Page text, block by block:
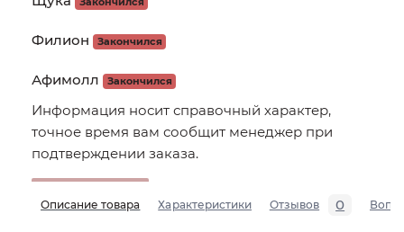
Филион Закончился
Афимолл Закончился
Информация носит справочный характер,
точное время вам сообщит менеджер при
подтверждении заказа.
Описание товара Характеристики Отзывов 0